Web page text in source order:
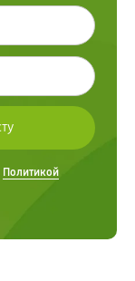
Политикой